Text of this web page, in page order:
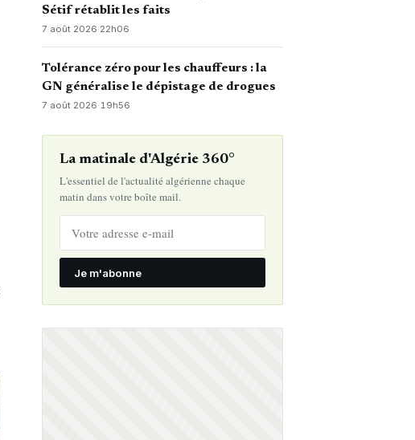
Sétif rétablit les faits
7 août 2026·22h06
Tolérance zéro pour les chauffeurs : la
GN généralise le dépistage de drogues
7 août 2026· 19h56
La matinale d'Algérie 360°
L'essentiel de l'actualité algérienne chaque
matin dans votre boîte mail.
Je m'abonne